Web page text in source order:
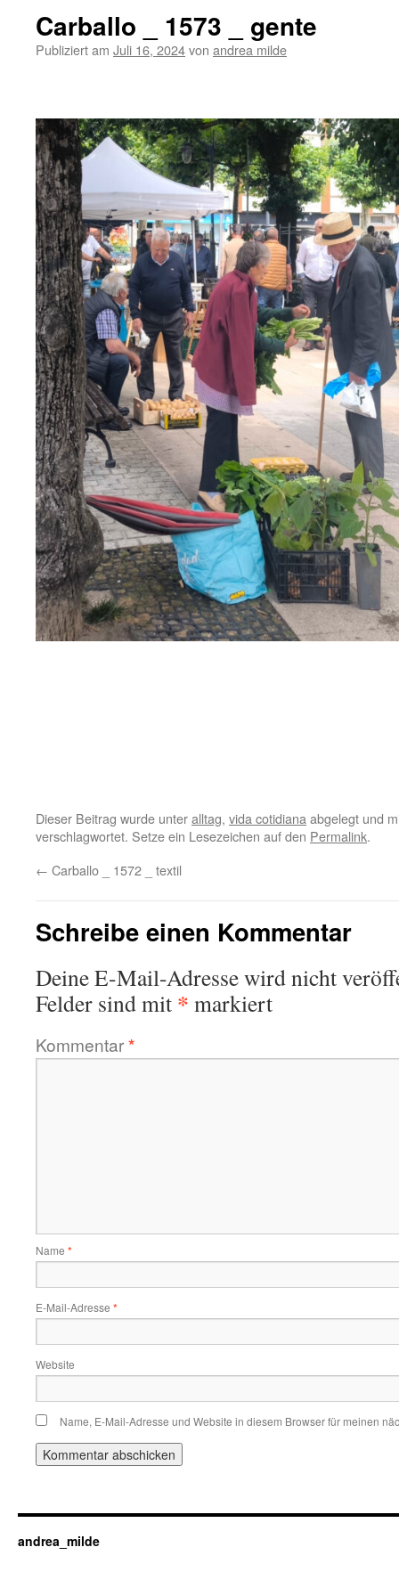
Carballo _ 1573 _ gente
Publiziert am Juli 16, 2024von andrea milde
Dieser Beitrag wurde unteralltag, vida cotidiana abgelegt und
verschlagwortet. Setze ein Lesezeichen auf den Permalink.
← Carballo _ 1572 _ textil
Schreibe einen Kommentar
Deine E-Mail-Adresse wird nicht
Felder sind mit * markiert
Kommentar*
Name *
E-Mail-Adresse *
Website
Name, E-Mail-Adresse und Website in diesem Browser für meinen
andrea_milde